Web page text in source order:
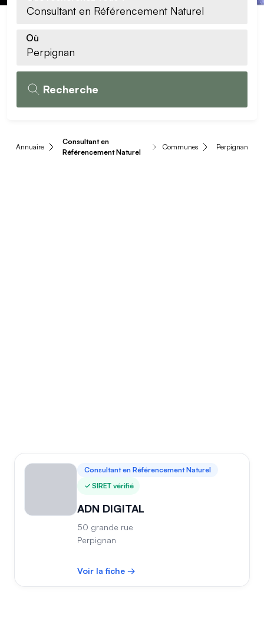
Où
Recherche
Annuaire
Consultant en
Référencement Naturel
Communes Perpignan
Consultant en Référencement Naturel
SIRET vérifié
ADN DIGITAL
50 grande rue
Perpignan
Voir la fiche →